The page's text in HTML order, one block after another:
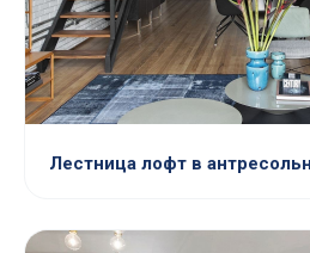
Лестница лофт в